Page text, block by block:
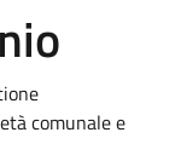
comunale e